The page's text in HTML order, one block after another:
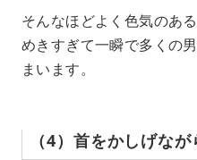
そんなほどよく色気のあ
めきすぎて一瞬で多くの
まいます。
（4）首をかしげなが